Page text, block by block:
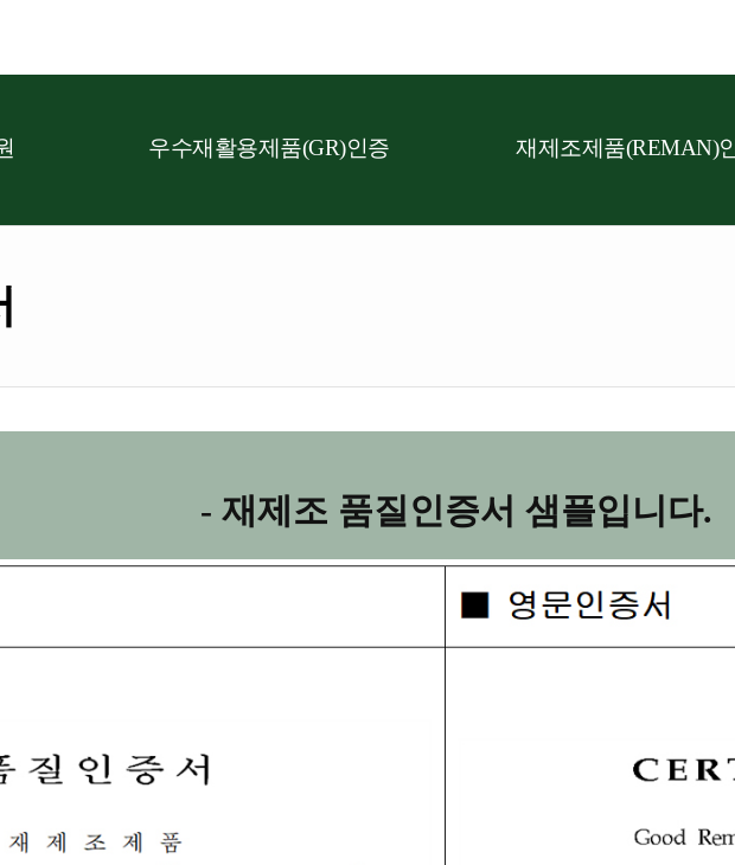
우수재활용제품(GR)인증 재제조제품(REMAN)
- 재제조 품질인증서 샘플입니다.